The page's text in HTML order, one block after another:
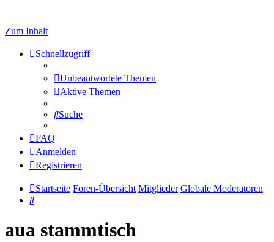
Zum Inhalt
Schnellzugriff
Unbeantwortete Themen
Aktive Themen
Suche
FAQ
Anmelden
Registrieren
Startseite Foren-Übersicht Mitglieder Globale Moderatoren
Suche
aua stammtisch